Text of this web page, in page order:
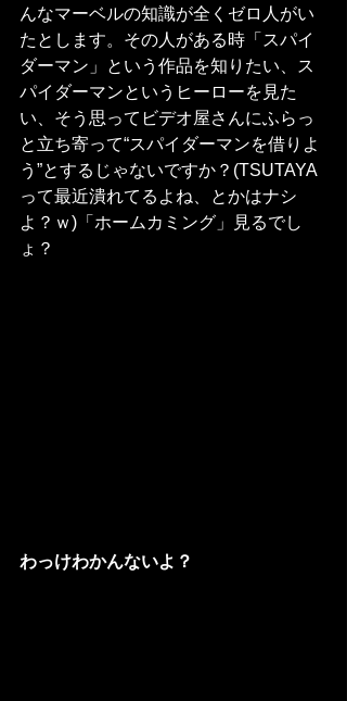
んなマーベルの知識が全くゼロ人がい
たとします。その人がある時「スパイ
ダーマン」という作品を知りたい、ス
パイダーマンというヒーローを見た
い、そう思ってビデオ屋さんにふらっ
と立ち寄って“スパイダーマンを借りよ
う”とするじゃないですか？(TSUTAYA
って最近潰れてるよね、とかはナシ
よ？ｗ)「ホームカミング」見るでし
ょ？
わっけわかんないよ？